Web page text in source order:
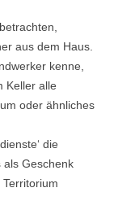
aus dem Haus.
kenne,
Keller alle
oder ähnliches
die
als Geschenk